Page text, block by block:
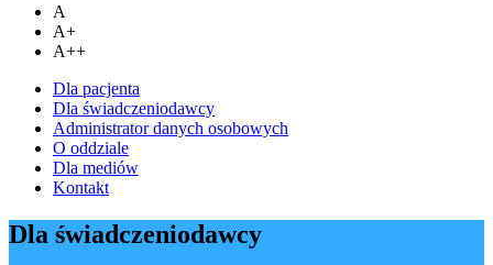
A
A+
A++
Dla pacjenta
Dla świadczeniodawcy
Administrator danych osobowych
O oddziale
Dla mediów
Kontakt
Dla świadczeniodawcy